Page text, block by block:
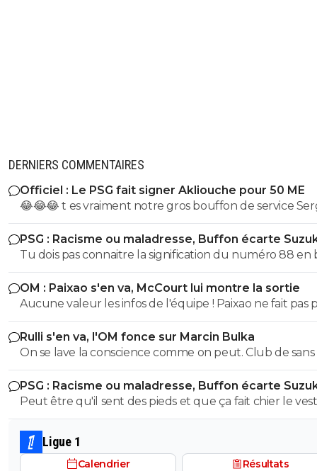
DERNIERS COMMENTAIRES
Officiel : Le PSG fait signer Akliouche pour 50 ME
😂😂😂 t es vraiment notre gros bouffon de service
PSG : Racisme ou maladresse, Buffon écarte
Tu dois pas connaitre la signification du numéro 88 en
ignare
OM : Paixao s'en va, McCourt lui montre la sortie
Aucune valeur les infos de l'équipe ! Paixao ne fait pas
des joueurs succeptibles de partir a moins d'une offre
€ minimum. Les joueurs sur la liste sont Balerdi,
Emerson, CJ Riley, Maupay, Moumbagna, Kondogbia,
libre et Mmadi en prêt
Rulli s'en va, l'OM fonce sur Marcin Bulka
On se lave la conscience comme on peut. Club de sans
PSG : Racisme ou maladresse, Buffon écarte
Peut être qu'il sent des pieds et que ça fait chier le
Ligue 1
Calendrier Résultats